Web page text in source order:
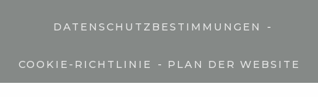
DATENSCHUTZBESTIMMUNGEN -
COOKIE-RICHTLINIE - PLAN DER WEBSITE